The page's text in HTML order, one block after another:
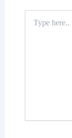
here..